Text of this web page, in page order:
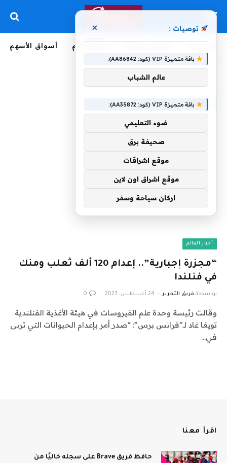
أخبار العالم أسواق الأسهم
ومنك
أخبار العالم
“مجزرة إجبارية”.. إعدام 120 ألف ثعلب ومنك
في فنلندا
بواسطة فريق التحرير 24 أغسطس، 2023 0
وقالت رئيسة وحدة علم الفيروسات في هيئة الأغذية الفنلندية
تويغا غاد لـ”فرانس برس”: “صدر أمر بإعدام الحيوانات التي تربى
في…
اقرأ معنا
حافظ فريق Brave على سجله خاليًا من
توصيات : ×
باقة متميزة VIP (كود: AA86842):
عالم الشباب
باقة متميزة VIP (كود: AA35872):
ضوء التعليمي
صحيفة برق
موقع اشراقات
موقع اشراق اون لاين
اركان سياحة وسفر